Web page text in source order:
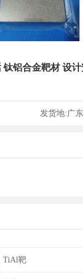
铝合金靶材 设
发货地:广
TiAl靶